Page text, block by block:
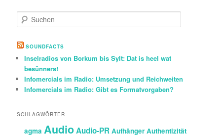
u
h
SOUNDFACTS
Inselradios von Borkum bis Sylt: Dat is heel wat
besünners!
Infomercials im Radio: Umsetzung und Reichweiten
Infomercials im Radio: Gibt es Formatvorgaben?
SCHLAGWÖRTER
agma AudioAudio-PR Aufhänger Authentizität